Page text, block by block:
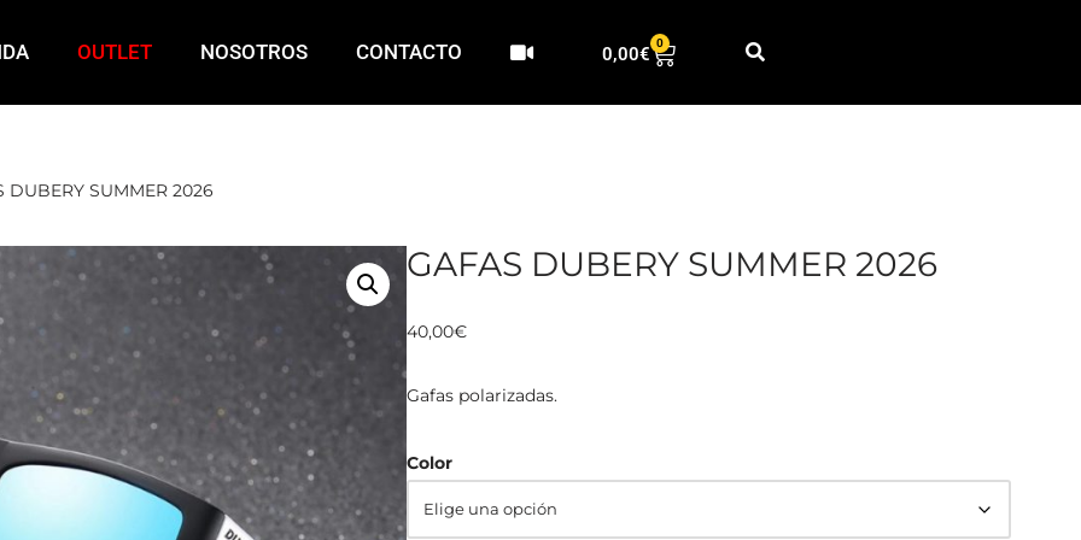
OUTLET NOSOTROS CONTACTO 0,00€
0
DUBERY SUMMER 2026
GAFAS DUBERY SUMMER 2026
40,00€
Gafas polarizadas.
Color